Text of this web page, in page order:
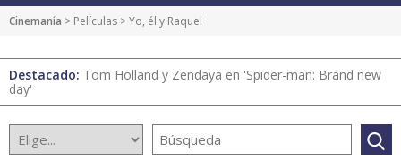
Cinemanía > Películas > Yo, él y Raquel
Destacado: Tom Holland y Zendaya en 'Spider-man: Brand new
day'